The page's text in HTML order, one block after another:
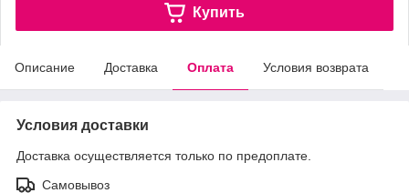
Купить
Описание Доставка Оплата Условия возврата
Условия доставки
Доставка осуществляется только по предоплате.
Самовывоз